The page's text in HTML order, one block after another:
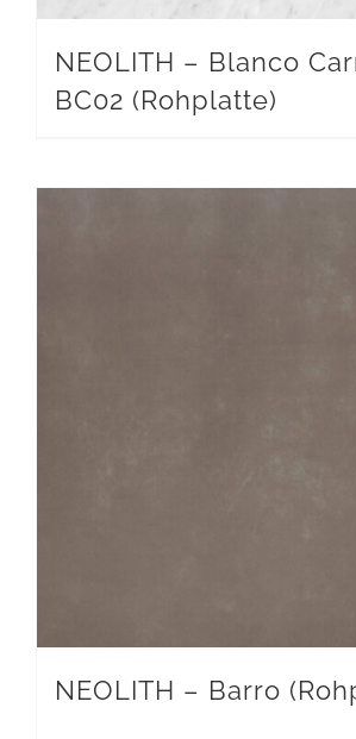
NEOLITH – Blanco
BC02 (Rohplatte)
NEOLITH – Barro